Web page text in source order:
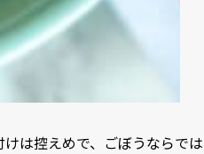
は控えめで、ごぼうならでは